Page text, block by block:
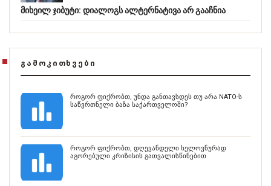
მიხეილ ჯიბუტი: დიალოგს ალტერნატივა არ გააჩნია
ᲒᲐᲛᲝᲙᲘᲗᲮᲕᲔᲑᲘ
როგორ ფიქრობთ, უნდა განთავსდეს თუ არა NATO-ს
საწვრთნელი ბაზა საქართველოში?
როგორ ფიქრობთ, დღევანდელი ხელოვნურად
აგორებული კრიზისის გათვალისწინებით